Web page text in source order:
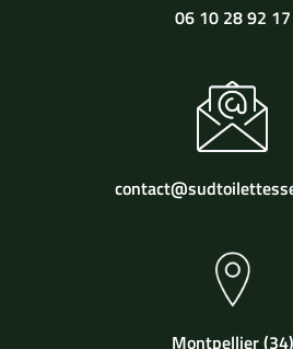
06 10 28 92 17
Montpellier (34)